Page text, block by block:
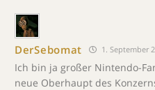
DerSebomat 1. September
Ich bin ja großer Nintendo-
neue Oberhaupt des